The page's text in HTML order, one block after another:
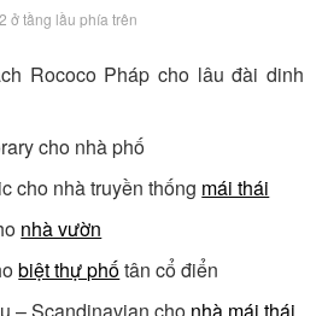
ở tầng lầu phía trên
Rococo Pháp cho lâu đài dinh
cho nhà phố
cho nhà truyền thống mái thái
nhà vườn
biệt thự phốtân cổ điển
– Scandinavian cho nhà mái thái